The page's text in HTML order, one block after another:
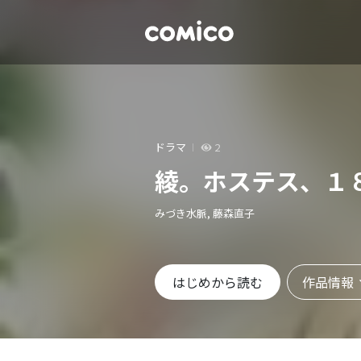
ドラマ 2
綾。ホステス、１
みづき水脈, 藤森直子
はじめから読む 作品情報